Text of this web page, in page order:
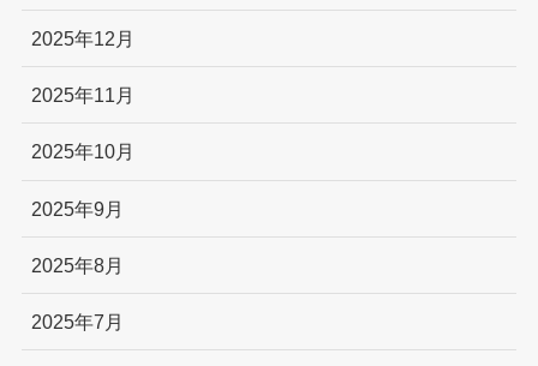
2025年12月
2025年11月
2025年10月
2025年9月
2025年8月
2025年7月